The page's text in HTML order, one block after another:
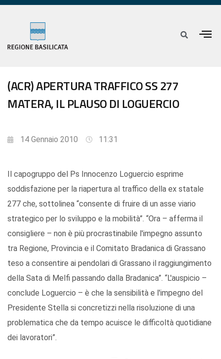
(ACR) APERTURA TRAFFICO SS 277
MATERA, IL PLAUSO DI LOGUERCIO
14 Gennaio 2010 11:31
Il capogruppo del Ps Innocenzo Loguercio esprime
soddisfazione per la riapertura al traffico della ex statale
277 che, sottolinea “consente di fruire di un asse viario
strategico per lo sviluppo e la mobilità”. “Ora – afferma il
consigliere – non è più procrastinabile l'impegno assunto
tra Regione, Provincia e il Comitato Bradanica di Grassano
teso a consentire ai pendolari di Grassano il raggiungimento
della Sata di Melfi passando dalla Bradanica”. “L'auspicio –
conclude Loguercio – è che la sensibilità e l'impegno del
Presidente Stella si concretizzi nella risoluzione di una
problematica che da tempo acuisce le difficoltà quotidiane
dei lavoratori”.